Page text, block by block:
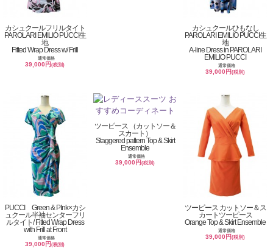
カシュクールフリルタイト
PAROLARI EMILIO PUCCI生
地
Fitted Wrap Dress w/ Frill
通常価格
39,000円(税別)
カシュクールひもなし
PAROLARI EMILIO PUCCI生
地
A-line Dress in PAROLARI
EMILIO PUCCI
通常価格
39,000円(税別)
PUCCI Green & PInk×カシ
ュクール半袖センターフリ
ルタイト/ Fitted Wrap Dress
with Frill at Front
通常価格
39,000円(税別)
ツーピース （カットソー＆
スカート）
Staggered pattern Top & Skirt
Ensemble
通常価格
39,000円(税別)
ツーピース カットソー＆ス
カートツーピース
Orange Top & Skirt Ensemble
通常価格
39,000円(税別)